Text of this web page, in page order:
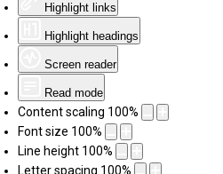
Highlight links
Highlight headings
Screen reader
Read mode
Content scaling 100%
Font size 100%
Line height 100%
Letter spacing 100%